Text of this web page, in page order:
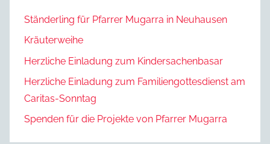
Ständerling für Pfarrer Mugarra in Neuhausen
Kräuterweihe
Herzliche Einladung zum Kindersachenbasar
Herzliche Einladung zum Familiengottesdienst am
Caritas-Sonntag
Spenden für die Projekte von Pfarrer Mugarra